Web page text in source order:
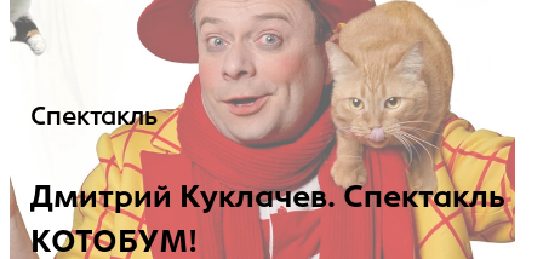
Спектакль
Дмитрий Куклачев. Спектакль
КОТОБУМ!